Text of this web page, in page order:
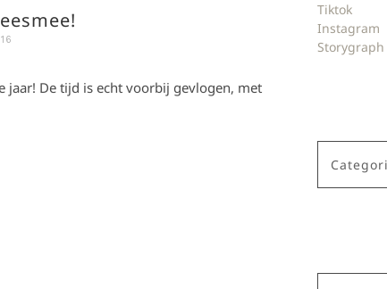
jaar! De tijd is echt voorbij gevlogen, met
Tiktok
Instagram
Storygraph